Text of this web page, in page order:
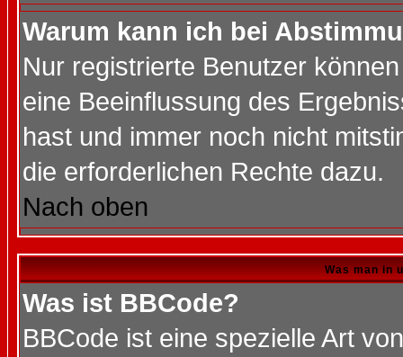
Warum kann ich bei
Nur registrierte Benutzer
eine Beeinflussung des
hast und immer noch nicht
die erforderlichen Rechte dazu.
Nach oben
Was man in
Was ist BBCode?
BBCode ist eine spezielle Art